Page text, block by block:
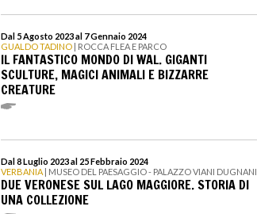
Dal 5 Agosto 2023 al 7 Gennaio 2024
GUALDO TADINO | ROCCA FLEA E PARCO
IL FANTASTICO MONDO DI WAL. GIGANTI
SCULTURE, MAGICI ANIMALI E BIZZARRE
CREATURE
Dal 8 Luglio 2023 al 25 Febbraio 2024
VERBANIA | MUSEO DEL PAESAGGIO - PALAZZO VIANI DUGNANI
DUE VERONESE SUL LAGO MAGGIORE. STORIA DI
UNA COLLEZIONE